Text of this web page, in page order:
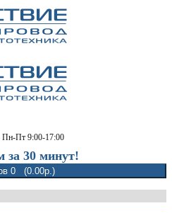
Пн-Пт 9:00-17:00
за 30 минут!
0 (0.00р.)